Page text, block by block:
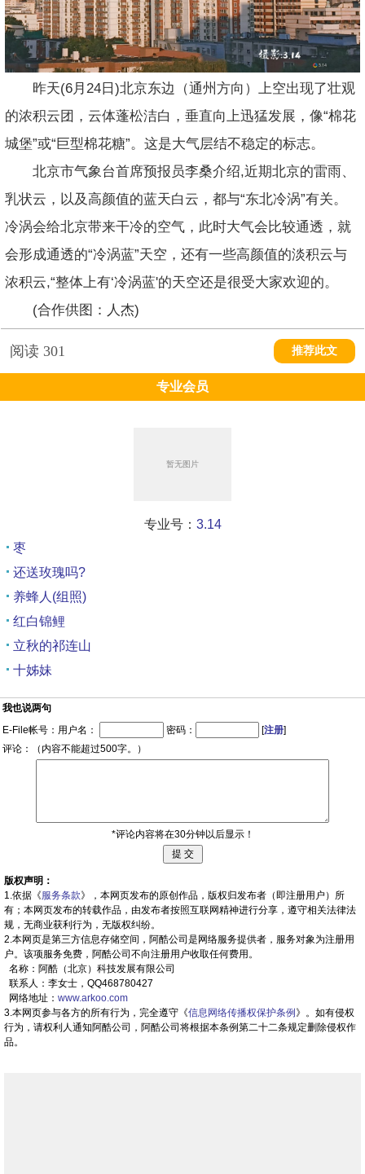
昨天(6月24日)北京东边（通州方向）上空出现了壮观
的浓积云团，云体蓬松洁白，垂直向上迅猛发展，像“棉花
城堡”或“巨型棉花糖”。这是大气层结不稳定的标志。
北京市气象台首席预报员李桑介绍,近期北京的雷雨、
乳状云，以及高颜值的蓝天白云，都与“东北冷涡”有关。
冷涡会给北京带来干冷的空气，此时大气会比较通透，就
会形成通透的“冷涡蓝”天空，还有一些高颜值的淡积云与
浓积云,“整体上有‘冷涡蓝'的天空还是很受大家欢迎的。
(合作供图：人杰)
阅读 301 推荐此文
专业会员
专业号： 3.14
枣
还送玫瑰吗?
养蜂人(组照)
红白锦鲤
立秋的祁连山
十姊妹
我也说两句
E-File帐号：用户名：
密码： [注册]
评论：（内容不能超过500字。）
*评论内容将在30分钟以后显示！
版权声明：
1.依据《服务条款》，本网页发布的原创作品，版权归发布者（即注册用户）所
有；本网页发布的转载作品，由发布者按照互联网精神进行分享，遵守相关法律法
规，无商业获利行为，无版权纠纷。
2.本网页是第三方信息存储空间，阿酷公司是网络服务提供者，服务对象为注册用
户。该项服务免费，阿酷公司不向注册用户收取任何费用。
名称：阿酷（北京）科技发展有限公司
联系人：李女士，QQ468780427
网络地址： www.arkoo.com
3.本网页参与各方的所有行为，完全遵守《信息网络传播权保护条例 》。如有侵权
行为，请权利人通知阿酷公司，阿酷公司将根据本条例第二十二条规定删除侵权作
品。